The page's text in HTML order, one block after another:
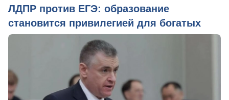
ЛДПР против ЕГЭ: образование
становится привилегией для богатых